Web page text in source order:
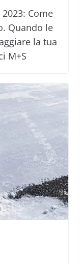
Come
Quando le
la tua
M+S